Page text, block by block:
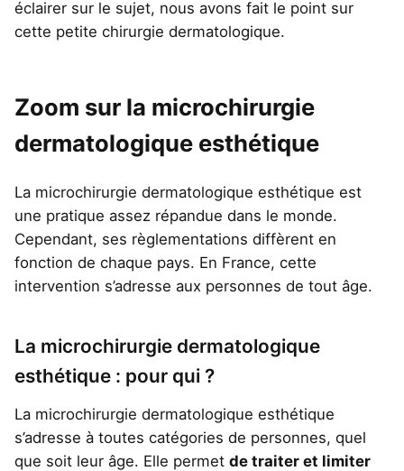
éclairer sur le sujet, nous avons fait le point sur
cette petite chirurgie dermatologique.
Zoom sur la microchirurgie
dermatologique esthétique
La microchirurgie dermatologique esthétique est
une pratique assez répandue dans le monde.
Cependant, ses règlementations diffèrent en
fonction de chaque pays. En France, cette
intervention s’adresse aux personnes de tout âge.
La microchirurgie dermatologique
esthétique : pour qui ?
La microchirurgie dermatologique esthétique
s’adresse à toutes catégories de personnes, quel
que soit leur âge. Elle permet de traiter et limiter